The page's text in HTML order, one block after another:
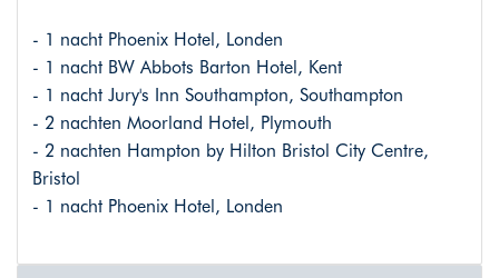
- 1 nacht Phoenix Hotel, Londen
- 1 nacht BW Abbots Barton Hotel, Kent
- 1 nacht Jury's Inn Southampton, Southampton
- 2 nachten Moorland Hotel, Plymouth
- 2 nachten Hampton by Hilton Bristol City Centre,
Bristol
- 1 nacht Phoenix Hotel, Londen